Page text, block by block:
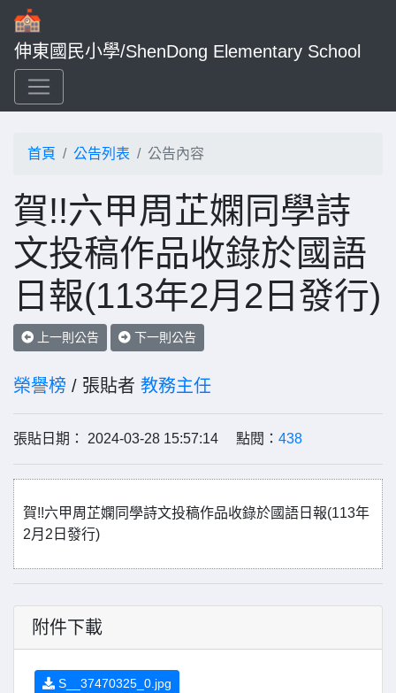
伸東國民小學/ShenDong Elementary School
首頁 公告列表 公告內容
賀!!六甲周芷嫻同學詩
文投稿作品收錄於國語
日報(113年2月2日發行)
上一則公告 下一則公告
榮譽榜 / 張貼者 教務主任
張貼日期： 2024-03-28 15:57:14 點閱： 438
賀!!六甲周芷嫻同學詩文投稿作品收錄於國語日報(113年
2月2日發行)
附件下載
S__37470325_0.jpg